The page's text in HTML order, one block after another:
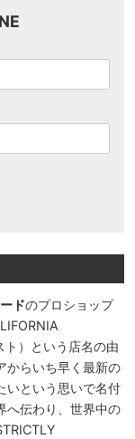
ドのプロショップ
ト）という店名の由
からいち早く最新の
いという思いで名付
へ伝わり、世界中の